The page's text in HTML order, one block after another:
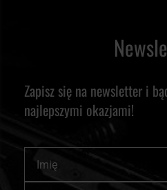
Zapisz się na newsletter i
najlepszymi okazjami!